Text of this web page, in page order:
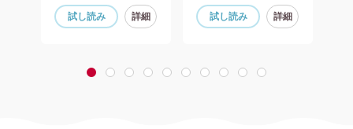
試し読み 詳細 試し読み 詳細
1 2 3 4 5 6 7 8 9 10